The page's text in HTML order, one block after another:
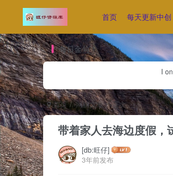
首页 每天更新中
每日金句
I
首页 网赚文章 正文
带着家人去海边度假，
[db:旺仔]
3年前发布